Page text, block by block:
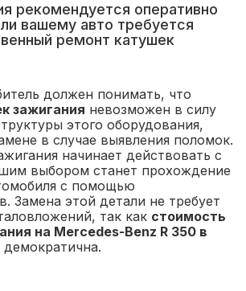
рекомендуется оперативно
вашему авто требуется
ремонт катушек
должен понимать, что
зажигания невозможен в силу
этого оборудования,
в случае выявления поломок.
начинает действовать с
выбором станет прохождение
с помощью
Замена этой детали не требует
так как стоимость
на Mercedes-Benz R 350 в
демократична.